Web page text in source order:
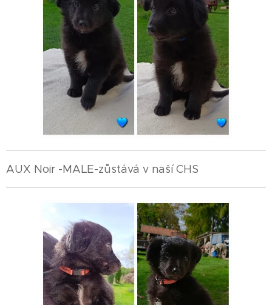
AUX Noir -MALE-zůstává v naší CHS